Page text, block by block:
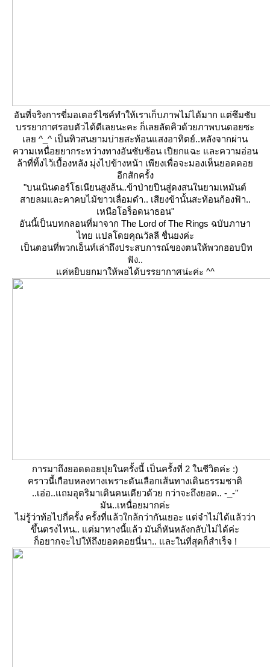
อันที่จริงการขี่มอเตอร์ไซค์ทำให้เราเก็บภาพไม่ได้มาก แต่ซึมซับ
บรรยากาศรอบตัวได้ดีเลยนะคะ ก็เลยลัดคิวด้วยภาพบนดอยซะ
เลย ^_^ เป็นทิวสนยามบ่ายสะท้อนแสงอาทิตย์..หลังจากผ่าน
ความเหนื่อยยากระหว่างทางอันซับซ้อน เปียกแฉะ และความอ่อน
ล้าที่ทิ้งไว้เบื้องหลัง มุ่งไปข้างหน้า เพียงเพื่อจะมองเห็นยอดดอ
อีกสักครั้ง
"บนเนินดอร์โธเนียนสูงล้น..ข้าป่ายปีนสู่ดงสนในยามเหมันต์
สายลมและคาคบไม้ขาวเลื่อมดำ.. เสียงข้านั้นสะท้อนก้องฟ้า..
เหนือโอร็อดนาธอน"
อันนี้เป็นบทกลอนที่มาจาก The Lord of The Rings ฉบับภาษา
ไทย แปลโดยคุณวัลลี ชื่นยงค่ะ
เป็นตอนที่พวกเอ็นท์เล่าถึงประสบการณ์ของตนให้พวกฮอบบิท
ฟัง..
ค่หยิบยกมาให้พอได้บรรยากาศน่ะค่ะ ^^
การมาถึงยอดดอยปุยในครั้งนี้ เป็นครั้งที่ 2 ในชีวิตค่ะ :)
คราวนี้เกือบหลงทางเพราะดันเลือกเส้นทางเดินธรรมชาติ
..เอ่อ..แถมอุตริมาเดินคนเดียวด้วย กว่าจะถึงยอด.. -_-''
มัน..เหนื่อยมากค่ะ
ไม่รู้ว่าท้อไปกี่ครั้ง ครั้งที่แล้วใกล้กว่ากันเยอะ แต่จำไม่ได้แล้วว่า
ขึ้นตรงไหน.. แต่มาทางนี้แล้ว มันก็หันหลังกลับไม่ได้ค่ะ
ก็อยากจะไปให้ถึงยอดดอยนี่นา.. และในที่สุดก็สำเร็จ !